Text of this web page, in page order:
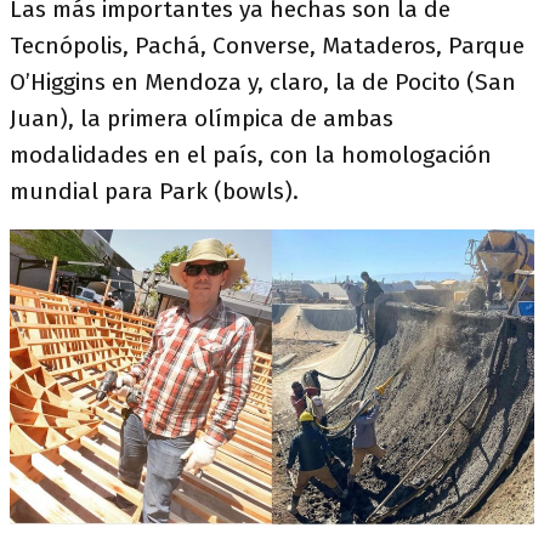
Las más importantes ya hechas son la de
Tecnópolis, Pachá, Converse, Mataderos, Parque
O’Higgins en Mendoza y, claro, la de Pocito (San
Juan), la primera olímpica de ambas
modalidades en el país, con la homologación
mundial para Park (bowls).